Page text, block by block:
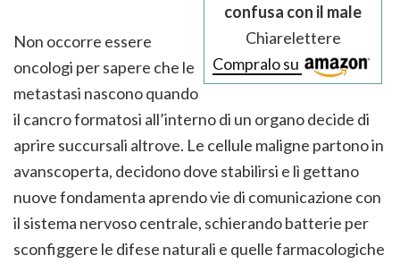
confusa con il male
Chiarelettere
Compralo su
Non occorre essere
oncologi per sapere che le
metastasi nascono quando
il cancro formatosi all’interno di un organo decide di
aprire succursali altrove. Le cellule maligne partono in
avanscoperta, decidono dove stabilirsi e lì gettano
nuove fondamenta aprendo vie di comunicazione con
il sistema nervoso centrale, schierando batterie per
sconfiggere le difese naturali e quelle farmacologiche